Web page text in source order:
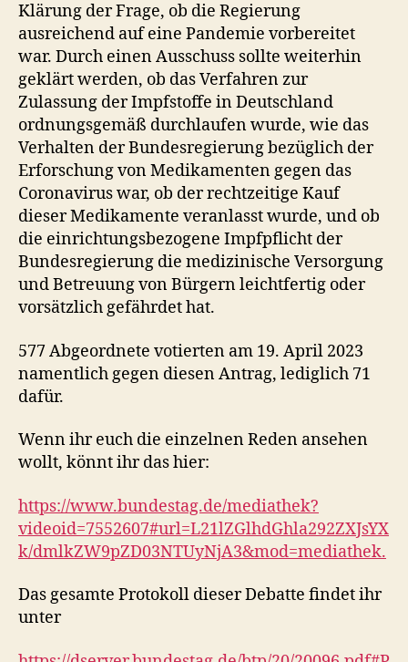
Klärung der Frage, ob die Regierung
ausreichend auf eine Pandemie vorbereitet
war. Durch einen Ausschuss sollte weiterhin
geklärt werden, ob das Verfahren zur
Zulassung der Impfstoffe in Deutschland
ordnungsgemäß durchlaufen wurde, wie das
Verhalten der Bundesregierung bezüglich der
Erforschung von Medikamenten gegen das
Coronavirus war, ob der rechtzeitige Kauf
dieser Medikamente veranlasst wurde, und ob
die einrichtungsbezogene Impfpflicht der
Bundesregierung die medizinische Versorgung
und Betreuung von Bürgern leichtfertig oder
vorsätzlich gefährdet hat.
577 Abgeordnete votierten am 19. April 2023
namentlich gegen diesen Antrag, lediglich 71
dafür.
Wenn ihr euch die einzelnen Reden ansehen
wollt, könnt ihr das hier:
https://www.bundestag.de/mediathek?
videoid=7552607#url=L21lZGlhdGhla292ZXJsYX
k/dmlkZW9pZD03NTUyNjA3&mod=mediathek.
Das gesamte Protokoll dieser Debatte findet ihr
unter